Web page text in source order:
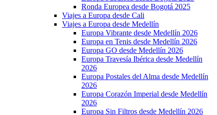
Ronda Europea desde Bogotá 2025
Viajes a Europa desde Cali
Viajes a Europa desde Medellín
Europa Vibrante desde Medellín 2026
Europa en Tenis desde Medellín 2026
Europa GO desde Medellín 2026
Europa Travesía Ibérica desde Medellín
2026
Europa Postales del Alma desde Medellín
2026
Europa Corazón Imperial desde Medellín
2026
Europa Sin Filtros desde Medellín 2026